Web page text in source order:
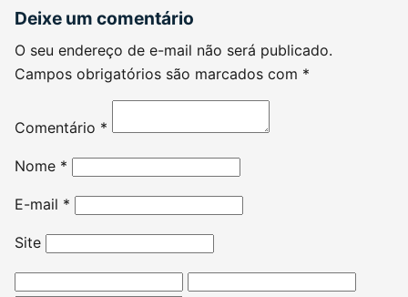
Deixe um comentário
O seu endereço de e-mail não será publicado.
Campos obrigatórios são marcados com *
Comentário *
Nome *
E-mail *
Site